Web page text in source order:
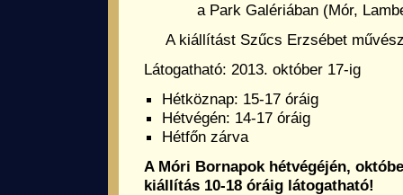
a Park Galériában (Mór,
A kiállítást Szűcs Erzsébet
Látogatható: 2013. október 17-ig
Hétköznap: 15-17 óráig
Hétvégén: 14-17 óráig
Hétfőn zárva
A Móri Bornapok hétvégéjén,
kiállítás 10-18 óráig látogatható!